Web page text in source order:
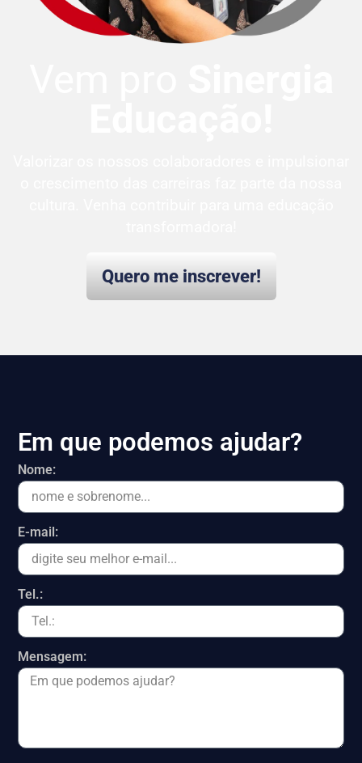
Quero me inscrever!
Em que podemos ajudar?
Nome:
E-mail:
Tel.:
Mensagem: